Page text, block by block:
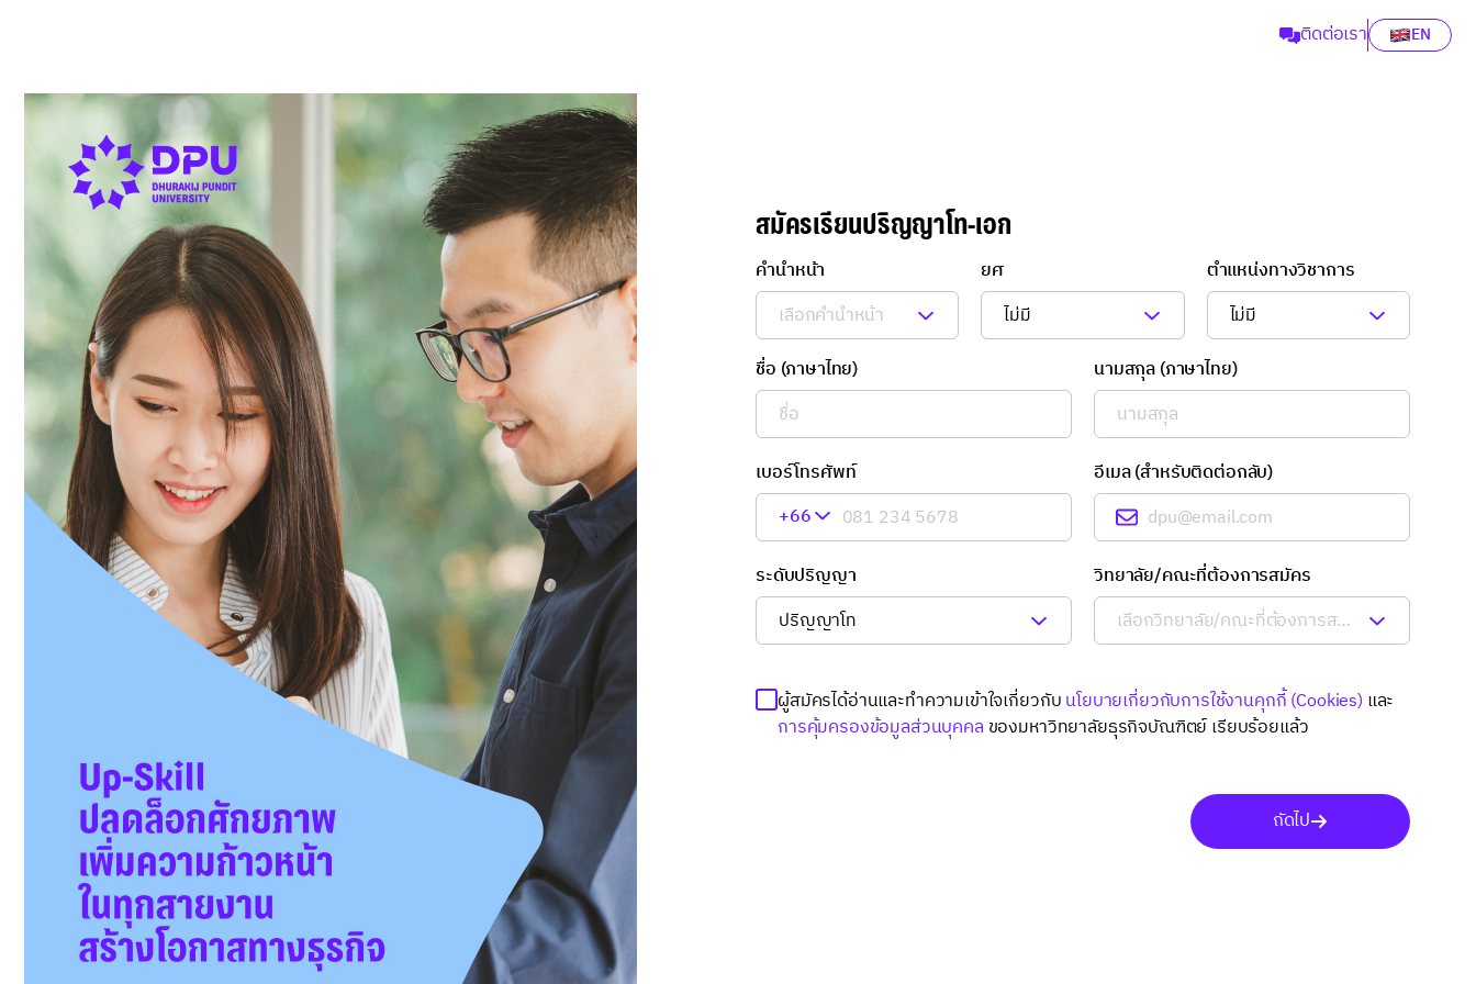
ติดต่อเรา EN
สมัครเรียนปริญญาโท-เอก
คำนำหน้า ยศ ตำแหน่งทางวิชาการ
ชื่อ (ภาษาไทย) นามสกุล (ภาษาไทย)
เบอร์โทรศัพท์
+66
อีเมล (สำหรับติดต่อกลับ)
ระดับปริญญา วิทยาลัย/คณะที่ต้องการสมัคร
ผู้สมัครได้อ่านและทำความเข้าใจเกี่ยวกับนโยบายเกี่ยวกับการใช้งานคุกกี้ (Cookies) และ
การคุ้มครองข้อมูลส่วนบุคคล ของมหาวิทยาลัยธุรกิจบัณฑิตย์ เรียบร้อยแล้ว
ถัดไป